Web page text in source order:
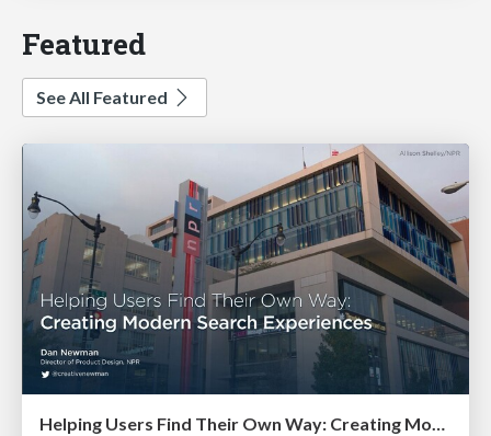
Featured
See All Featured
Helping Users Find Their Own Way: Creating Modern Search Experiences